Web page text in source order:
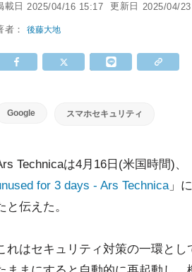
載日 2025/04/16 15:17 更新日 2025/04/
者：後藤大地
Google スマホセキュリティ
Technicaは4月16日(米国時間)、
for 3 days - Ars Technica」
と伝えた。
れはセキュリティ対策の一環と